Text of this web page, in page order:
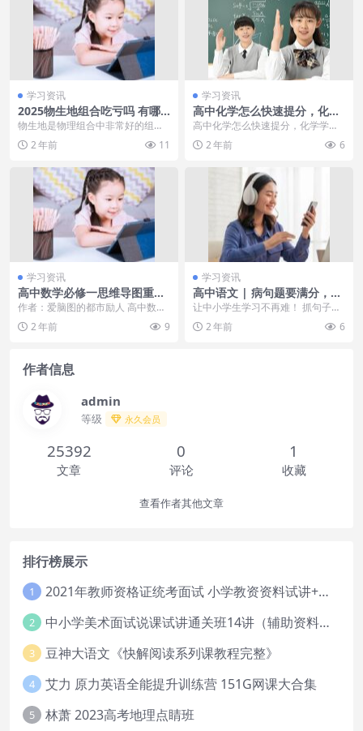
学习资讯
2025物生地组合吃亏吗 有哪
些优缺点
物生地是物理组合中非常好的组合,
选择物生地避开了学霸聚集的物化
生和物化地。物生地...
2 年前 11
学习资讯
高中化学怎么快速提分，化学
学习指南
高中化学怎么快速提分，化学学习
指南 高中化学对于很多同学来说是
一门具有挑战性的学...
2 年前 6
学习资讯
高中数学必修一思维导图重点
整理！高清专业数学脑图分
享！龙年出生的女宝宝取名起
名：前程似锦，柔美大方的女
作者：爱脑图的都市励人 高中数学
必修一书本重点有哪些？高中数学
必修一思维导图怎么...
2 年前 9
学习资讯
高中语文 | 病句题要满分，就
看这一篇！
让中小学生学习不再难！ 抓句子成
分 1. 出现了并列的短语，可能是
搭...2 年前 6
作者信息
admin
等级 永久会员
25392
文章
0
评论
1
收藏
查看作者其他文章
排行榜展示
1 2021年教师资格证统考面试 小学教资资料试讲+答辩
2 中小学美术面试说课试讲通关班14讲（辅助资料第一套）
3 豆神大语文《快解阅读系列课教程完整》
4 艾力 原力英语全能提升训练营 151G网课大合集
5 林萧 2023高考地理点睛班